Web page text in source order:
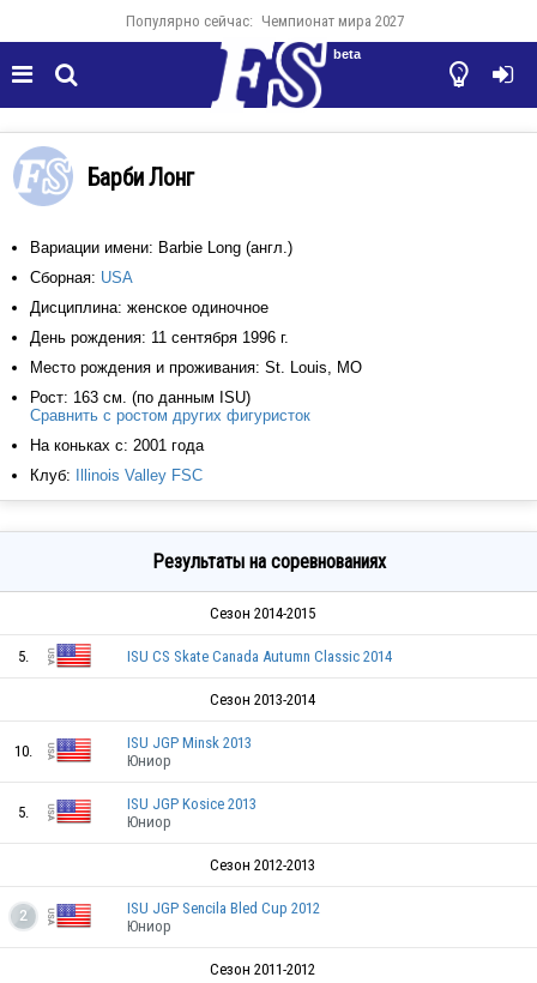
Популярно сейчас: Чемпионат мира 2027
  

beta
Барби Лонг
Вариации имени: Barbie Long (англ.)
Сборная: USA
Дисциплина: женское одиночное
День рождения: 11 сентября 1996 г.
Место рождения и проживания: St. Louis, MO
Рост: 163 см. (по данным ISU)
Сравнить с ростом других фигуристок
На коньках с: 2001 года
Клуб:
Illinois Valley FSC
Результаты на соревнованиях
Сезон 2014-2015
5. ISU CS Skate Canada Autumn Classic 2014
Сезон 2013-2014
10.
ISU JGP Minsk 2013
Юниор
5.
ISU JGP Kosice 2013
Юниор
Сезон 2012-2013
2
ISU JGP Sencila Bled Cup 2012
Юниор
Сезон 2011-2012